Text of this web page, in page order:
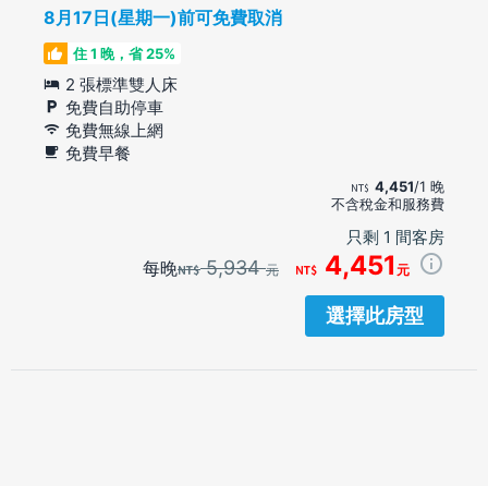
8月17日(星期一)前可免費取消
住 1 晚，省 25%
2 張標準雙人床
免費自助停車
免費無線上網
免費早餐
4,451/1 晚
不含稅金和服務費
只剩 1 間客房
每晚 5,934元 4,451 元
選擇此房型